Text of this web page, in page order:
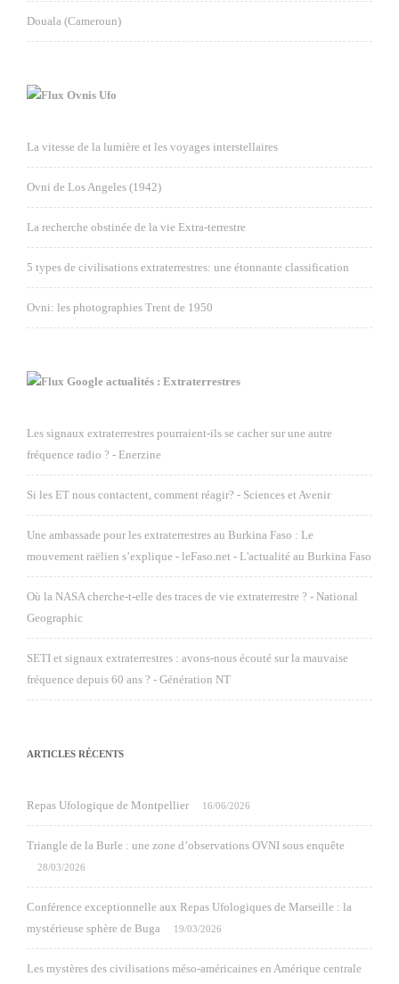
Douala (Cameroun)
Ovnis Ufo
La vitesse de la lumière et les voyages interstellaires
Ovni de Los Angeles (1942)
La recherche obstinée de la vie Extra-terrestre
5 types de civilisations extraterrestres: une étonnante classification
Ovni: les photographies Trent de 1950
Google actualités : Extraterrestres
Les signaux extraterrestres pourraient-ils se cacher sur une autre
fréquence radio ? - Enerzine
Si les ET nous contactent, comment réagir? - Sciences et Avenir
Une ambassade pour les extraterrestres au Burkina Faso : Le
mouvement raëlien s’explique - leFaso.net - L'actualité au Burkina Faso
Où la NASA cherche-t-elle des traces de vie extraterrestre ? - National
Geographic
SETI et signaux extraterrestres : avons-nous écouté sur la mauvaise
fréquence depuis 60 ans ? - Génération NT
ARTICLES RÉCENTS
Repas Ufologique de Montpellier 16/06/2026
Triangle de la Burle : une zone d’observations OVNI sous enquête
28/03/2026
Conférence exceptionnelle aux Repas Ufologiques de Marseille : la
mystérieuse sphère de Buga
19/03/2026
Les mystères des civilisations méso-américaines en Amérique centrale